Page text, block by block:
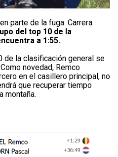
parte de la fuga. Carrera
del top 10 de la
a 1:55.
de la clasificación general se
novedad, Remco
en el casillero principal, no
que recuperar tiempo
montaña.